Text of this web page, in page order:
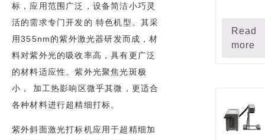
标，应用范围广泛，设备简洁小巧灵
活的需求专门开发的 特色机型。其采
用355nm的紫外激光器研发而成，材
料对紫外光的吸收率高，具有更广泛
的材料适应性。紫外光聚焦光斑极
小， 加工热影响区微乎其微，更适合
各种材料进行超精细打标。
紫外斜面激光打标机应用于超精细加
Read
more